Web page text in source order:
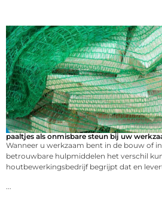
paaltjes als onmisbare steun bij uw
Wanneer u werkzaam bent in de bouw of
betrouwbare hulpmiddelen het verschil
houtbewerkingsbedrijf begrijpt dat en